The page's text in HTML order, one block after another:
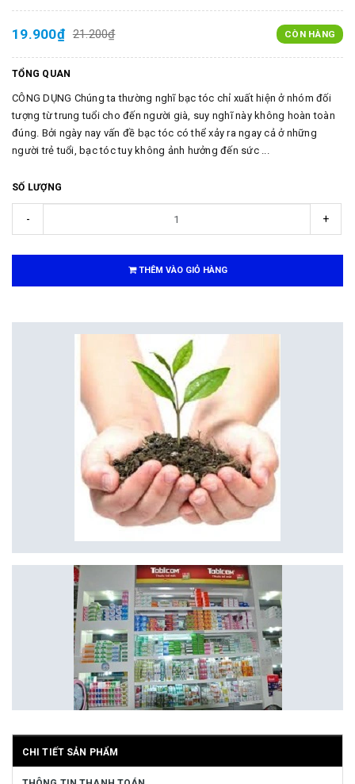
19.900₫ 21.200₫ CÒN HÀNG
TỔNG QUAN
CÔNG DỤNG Chúng ta thường nghĩ bạc tóc chỉ xuất hiện ở nhóm đối
tượng từ trung tuổi cho đến người già, suy nghĩ này không hoàn toàn
đúng. Bởi ngày nay vấn đề bạc tóc có thể xảy ra ngay cả ở những
người trẻ tuổi, bạc tóc tuy không ảnh hưởng đến sức ...
SỐ LƯỢNG
- +
THÊM VÀO GIỎ HÀNG
CHI TIẾT SẢN PHẨM